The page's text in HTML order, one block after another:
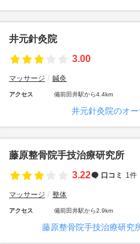
井元針灸院
3.00
マッサージ 鍼灸
アクセス 備前田井駅から4.4km
井元針灸院のオ
藤原整骨院手技治療研究所
3.22
口コミ 1件
マッサージ 整体
アクセス 備前田井駅から2.9km
藤原整骨院手技治療研究